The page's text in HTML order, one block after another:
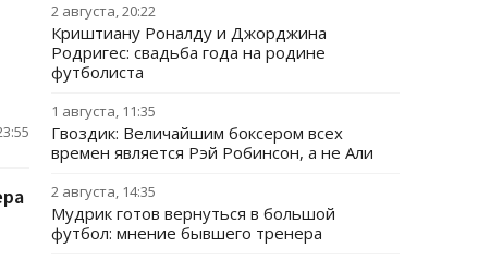
2 августа, 20:22
Криштиану Роналду и Джорджина
Родригес: свадьба года на родине
футболиста
1 августа, 11:35
Гвоздик: Величайшим боксером всех
времен является Рэй Робинсон, а не Али
2 августа, 14:35
Мудрик готов вернуться в большой
футбол: мнение бывшего тренера